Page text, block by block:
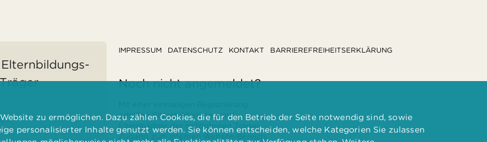
IMPRESSUM DATENSCHUTZ KONTAKT BARRIEREFREIHEITSERKLÄRUNG
Noch nicht angemeldet?
erhalten Elternbilderinnen und
Elternbildner der geförderten Träger
Zugang zum internen Website-Bereich.
zu ermöglichen. Dazu zählen Cookies, die für den Betrieb der Seite notwendig sind, sowie
personalisierter Inhalte genutzt werden. Sie können entscheiden, welche Kategorien Sie zulassen